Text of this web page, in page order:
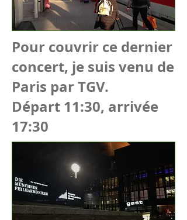
Pour couvrir ce dernier
concert, je suis venu de
Paris par TGV.
Départ 11:30, arrivée
17:30